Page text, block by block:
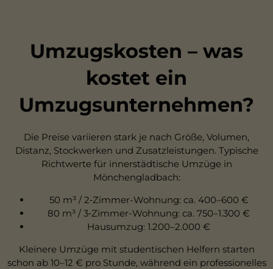
Umzugskosten – was
kostet ein
Umzugsunternehmen?
Die Preise variieren stark je nach Größe, Volumen,
Distanz, Stockwerken und Zusatzleistungen. Typische
Richtwerte für innerstädtische Umzüge in
Mönchengladbach:
50 m³ / 2‑Zimmer-Wohnung: ca. 400–600 €
80 m³ / 3‑Zimmer-Wohnung: ca. 750–1.300 €
Hausumzug: 1.200–2.000 €
Kleinere Umzüge mit studentischen Helfern starten
schon ab 10–12 € pro Stunde, während ein professionelles